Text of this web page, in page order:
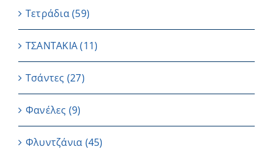
Τετράδια(59)
ΤΣΑΝΤΑΚΙΑ (11)
Τσάντες (27)
Φανέλες (9)
Φλυντζάνια (45)